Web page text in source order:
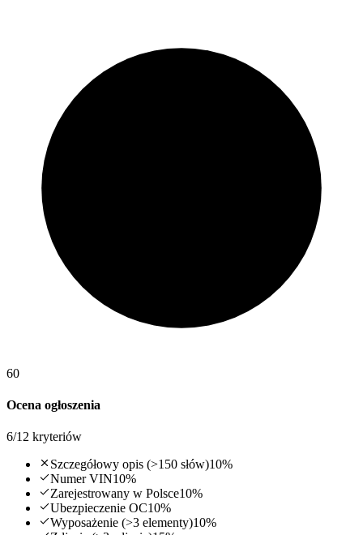
60
Ocena ogłoszenia
6/12 kryteriów
Szczegółowy opis (>150 słów)10%
Numer VIN10%
Zarejestrowany w Polsce10%
Ubezpieczenie OC10%
Wyposażenie (>3 elementy)10%